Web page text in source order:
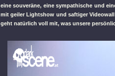
eine souveräne, eine sympathische und
mit geiler Lightshow und saftiger
geht natürlich voll mit, was unsere